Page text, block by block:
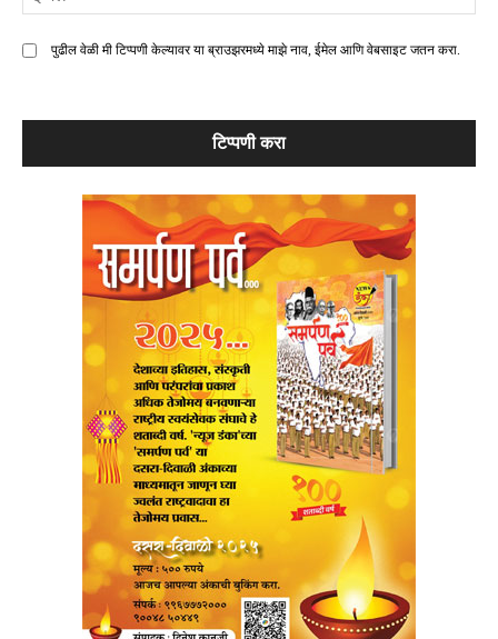
पुढील वेळी मी टिप्पणी केल्यावर या ब्राउझरमध्ये माझे नाव, ईमेल आणि वेबसाइट जतन करा.